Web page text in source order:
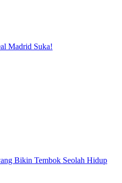
Madrid Suka!
Bikin Tembok Seolah Hidup